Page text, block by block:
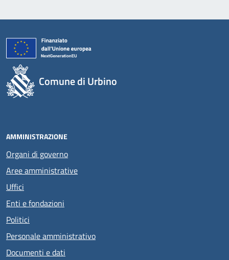
Comune di Urbino
AMMINISTRAZIONE
Organi di governo
Aree amministrative
Uffici
Enti e fondazioni
Politici
Personale amministrativo
Documenti e dati